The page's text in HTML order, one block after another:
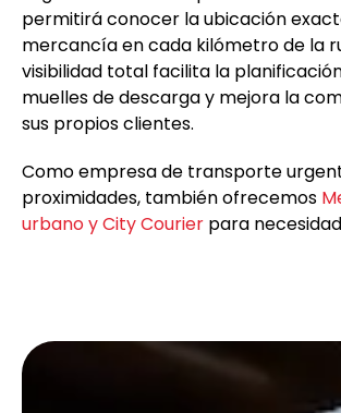
permitirá conocer la ubicación
mercancía en cada kilómetro de la
visibilidad total facilita la
muelles de descarga y mejora la
sus propios clientes.
Como empresa de transporte
proximidades, también ofrecemos
urbano y City Courier para